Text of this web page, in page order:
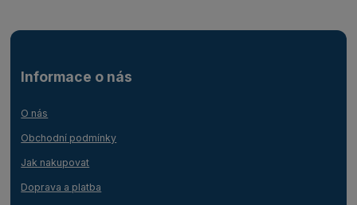
Informace o nás
O nás
Obchodní podmínky
Jak nakupovat
Doprava a platba